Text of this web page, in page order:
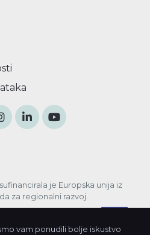
je Europska unija iz
za regionalni razvoj.
vam ponudili bolje iskustvo